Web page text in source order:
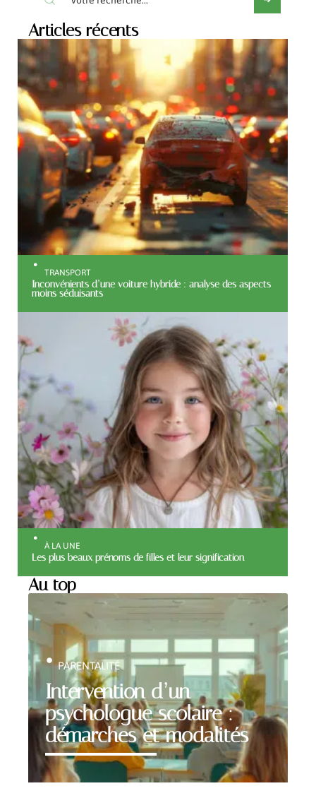
Articles récents
TRANSPORT
Inconvénients d’une voiture hybride : analyse des aspects
moins séduisants
À LA UNE
Les plus beaux prénoms de filles et leur signification
Au top
Intervention d’un
psychologue scolaire :
démarches et modalités
PARENTALITÉ